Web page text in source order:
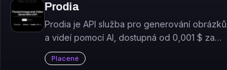
Prodia
Prodia je API služba pro generování obrázků
a videí pomocí AI, dostupná od 0,001 $ za
generování.
Placené